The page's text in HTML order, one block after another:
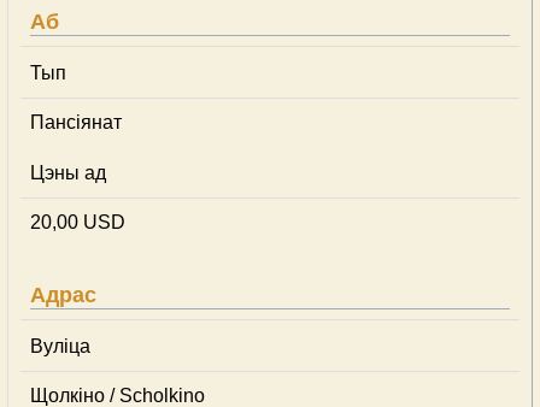
Аб
Тып
Пансіянат
Цэны ад
20,00 USD
Адрас
Вуліца
Щолкіно / Scholkino